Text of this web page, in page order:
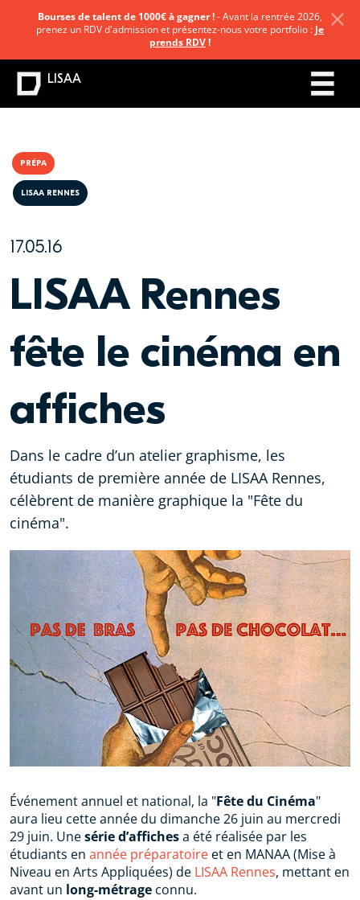
PRÉPA
17.05.16
LISAA RENNES
LISAA Rennes
fête le cinéma en
affiches
Dans le cadre d’un atelier graphisme, les
étudiants de première année de LISAA Rennes,
célèbrent de manière graphique la "Fête du
cinéma".
Événement annuel et national, la "Fête du Cinéma"
aura lieu cette année du dimanche 26 juin au mercredi
29 juin. Unesérie d’affichesa été réalisée par les
étudiants en année préparatoire et en MANAA (Mise à
Niveau en Arts Appliquées) de LISAA Rennes, mettant en
avant un long-métrage connu.
Bourses de talent de 1000€ à gagner !- Avant la rentrée 2026,
prenez un RDV d'admission et présentez-nous votre portfolio : Je
prends RDV!
LISAA